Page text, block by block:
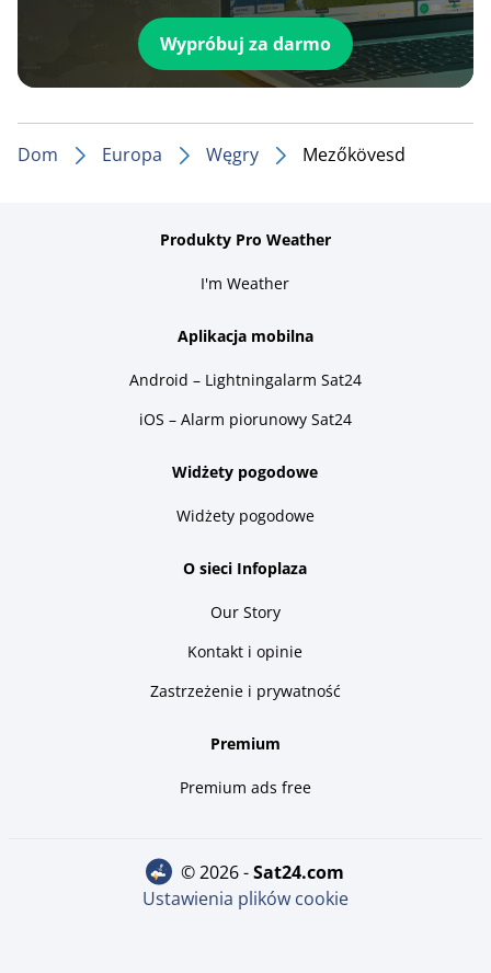
Wypróbuj za darmo
Dom Europa Węgry Mezőkövesd
Produkty Pro Weather
I'm Weather
Aplikacja mobilna
Android – Lightningalarm Sat24
iOS – Alarm piorunowy Sat24
Widżety pogodowe
Widżety pogodowe
O sieci Infoplaza
Our Story
Kontakt i opinie
Zastrzeżenie i prywatność
Premium
Premium ads free
© 2026 - sat24.com
Ustawienia plików cookie